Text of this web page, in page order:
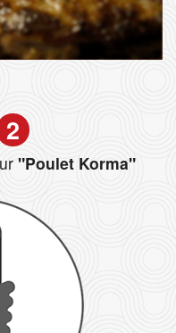
2
"Poulet Korma"